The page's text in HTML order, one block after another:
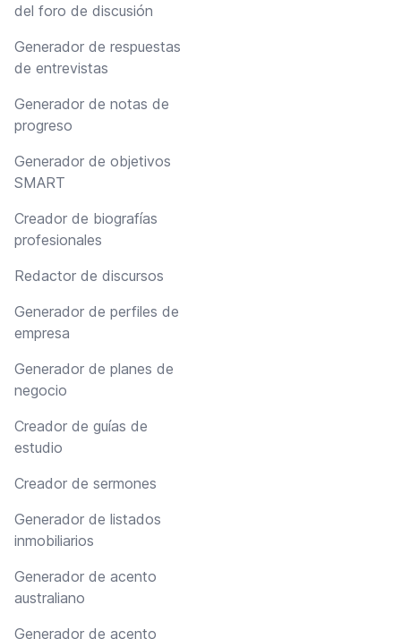
del foro de discusión
Generador de respuestas
de entrevistas
Generador de notas de
progreso
Generador de objetivos
SMART
Creador de biografías
profesionales
Redactor de discursos
Generador de perfiles de
empresa
Generador de planes de
negocio
Creador de guías de
estudio
Creador de sermones
Generador de listados
inmobiliarios
Generador de acento
australiano
Generador de acento